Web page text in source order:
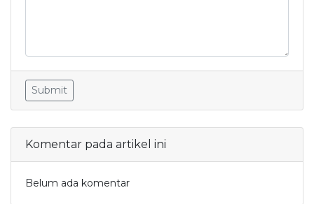
Submit
Komentar pada artikel ini
Belum ada komentar